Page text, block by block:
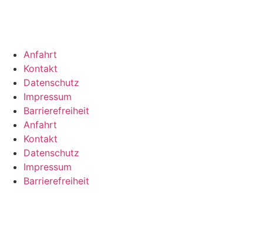
Anfahrt
Kontakt
Datenschutz
Impressum
Barrierefreiheit
Anfahrt
Kontakt
Datenschutz
Impressum
Barrierefreiheit